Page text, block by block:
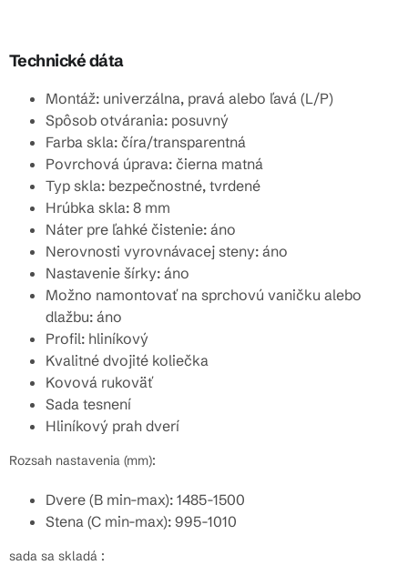
Technické dáta
Montáž: univerzálna, pravá alebo ľavá (L/P)
Spôsob otvárania: posuvný
Farba skla: číra/transparentná
Povrchová úprava: čierna matná
Typ skla: bezpečnostné, tvrdené
Hrúbka skla: 8 mm
Náter pre ľahké čistenie: áno
Nerovnosti vyrovnávacej steny: áno
Nastavenie šírky: áno
Možno namontovať na sprchovú vaničku alebo
dlažbu: áno
Profil: hliníkový
Kvalitné dvojité koliečka
Kovová rukoväť
Sada tesnení
Hliníkový prah dverí
Rozsah nastavenia (mm):
Dvere (B min-max): 1485-1500
Stena (C min-max): 995-1010
sada sa skladá :